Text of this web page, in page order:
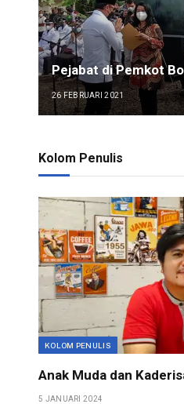
Pejabat di Pemkot
26 FEBRUARI 2021
Kolom Penulis
KOLOM PENULIS
Anak Muda dan
5 JANUARI 2024